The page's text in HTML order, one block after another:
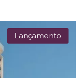
Lançamento